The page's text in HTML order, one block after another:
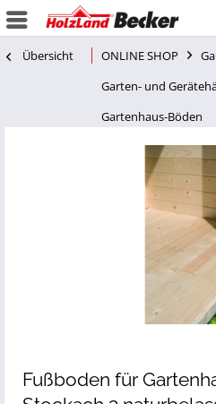
Übersicht ONLINE SHOP
Garten- und
Gartenhaus-Böden
Fußboden für